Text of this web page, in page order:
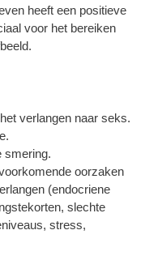
heeft een positieve
voor het bereiken
verlangen naar seks.
smering.
oorzaken
(endocriene
slechte
stress,